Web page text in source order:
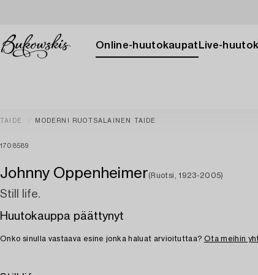
Online-huutokaupat Live-
TAIDE MODERNI RUOTSALAINEN TAIDE
1708589
Johnny Oppenheimer(Ruotsi, 1923-2005)
Still life.
Huutokauppa päättynyt
Onko sinulla vastaava esine jonka haluat arvioituttaa? Ota meihin